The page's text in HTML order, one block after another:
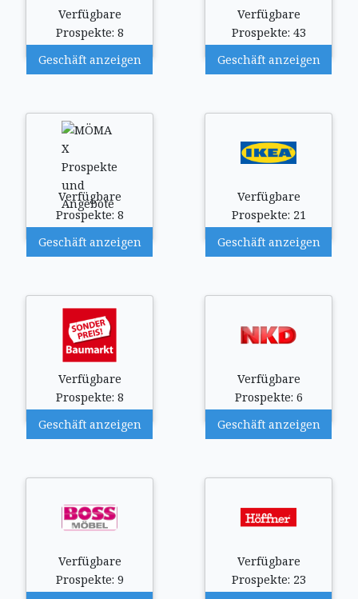
Verfügbare
Prospekte: 8
Geschäft anzeigen
Verfügbare
Prospekte: 43
Geschäft anzeigen
Verfügbare
Prospekte: 8
Geschäft anzeigen
Verfügbare
Prospekte: 21
Geschäft anzeigen
Verfügbare
Prospekte: 8
Geschäft anzeigen
Verfügbare
Prospekte: 6
Geschäft anzeigen
Verfügbare
Prospekte: 9
Verfügbare
Prospekte: 23